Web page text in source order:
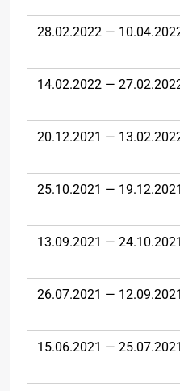
28.02.2022 —
14.02.2022 —
20.12.2021 —
25.10.2021 —
13.09.2021 —
26.07.2021 —
15.06.2021 —